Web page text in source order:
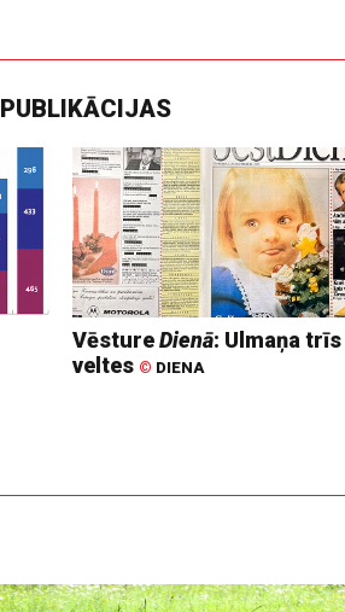
VēstureDienā: Ulmaņa trīs
veltes © DIENA